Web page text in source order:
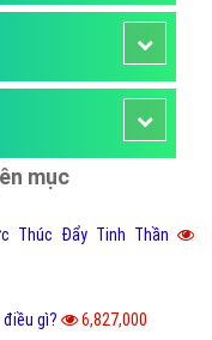
mục
Thúc Đẩy Tinh Thần
gì? 6,827,000